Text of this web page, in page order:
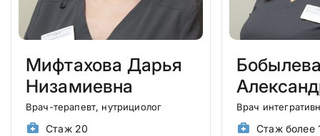
Мифтахова Дарья
Низамиевна
Врач-терапевт, нутрициолог
Стаж 20
Врач
Стаж более